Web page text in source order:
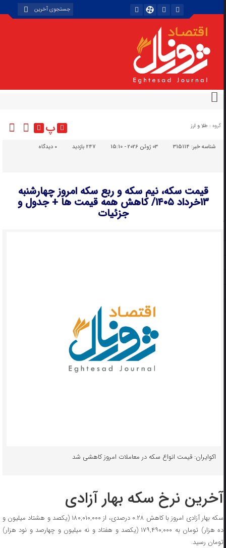
گروه : طلا و ارز پ
شناسه خبر:315114 03 ژوئن 2026 - 15:10 247 بازدید دیدگاه
قیمت سکه، نیم سکه و ربع سکه امروز چهارشنبه
۱۳خرداد ۱۴۰۵/ کاهش همه قیمت ها + جدول و
جزئیات
اکوایران: قیمت انواع سکه در معاملات امروز کاهشی شد
آخرین نرخ سکه بهار آزادی
سکه بهار آزادی امروز با کاهش ۰.۲۸ درصدی، از ۱۸۰,۰۱۰,۰۰۰ (یکصد و هشتاد میلیون و
ده هزار) تومان به ۱۷۹,۴۹۰,۰۰۰ (یکصد و هفتاد و نه میلیون و چهارصد و نود هزار)
تومان رسید.